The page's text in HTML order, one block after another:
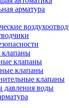
арматура
клапаны
клапаны
клапаны
давления воды